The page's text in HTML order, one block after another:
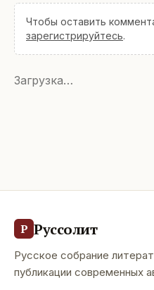
Чтобы оставить
зарегистрируйтесь.
Загрузка…
Р Руссолит
Русское собрание
публикации современных